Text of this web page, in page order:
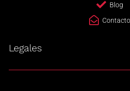
Blog
Contacto
Legales